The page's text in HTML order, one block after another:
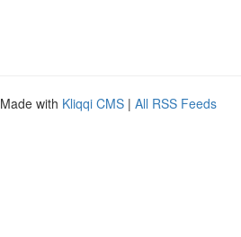
with Kliqqi CMS | All RSS Feeds